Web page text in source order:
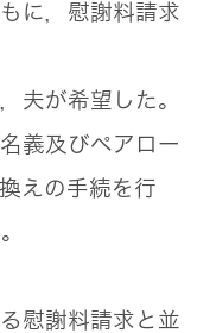
に，慰謝料請求
夫が希望した。
義及びペアロー
えの手続を行
慰謝料請求と並